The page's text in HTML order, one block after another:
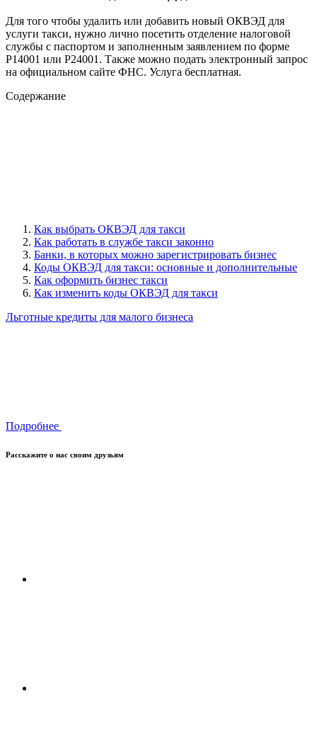
Для того чтобы удалить или добавить новый ОКВЭД для
услуги такси, нужно лично посетить отделение налоговой
службы с паспортом и заполненным заявлением по форме
Р14001 или Р24001. Также можно подать электронный запрос
на официальном сайте ФНС. Услуга бесплатная.
Содержание
Как выбрать ОКВЭД для такси
Как работать в службе такси законно
Банки, в которых можно зарегистрировать бизнес
Коды ОКВЭД для такси: основные и дополнительные
Как оформить бизнес такси
Как изменить коды ОКВЭД для такси
Льготные кредиты для малого бизнеса
Подробнее
Расскажите о нас своим друзьям